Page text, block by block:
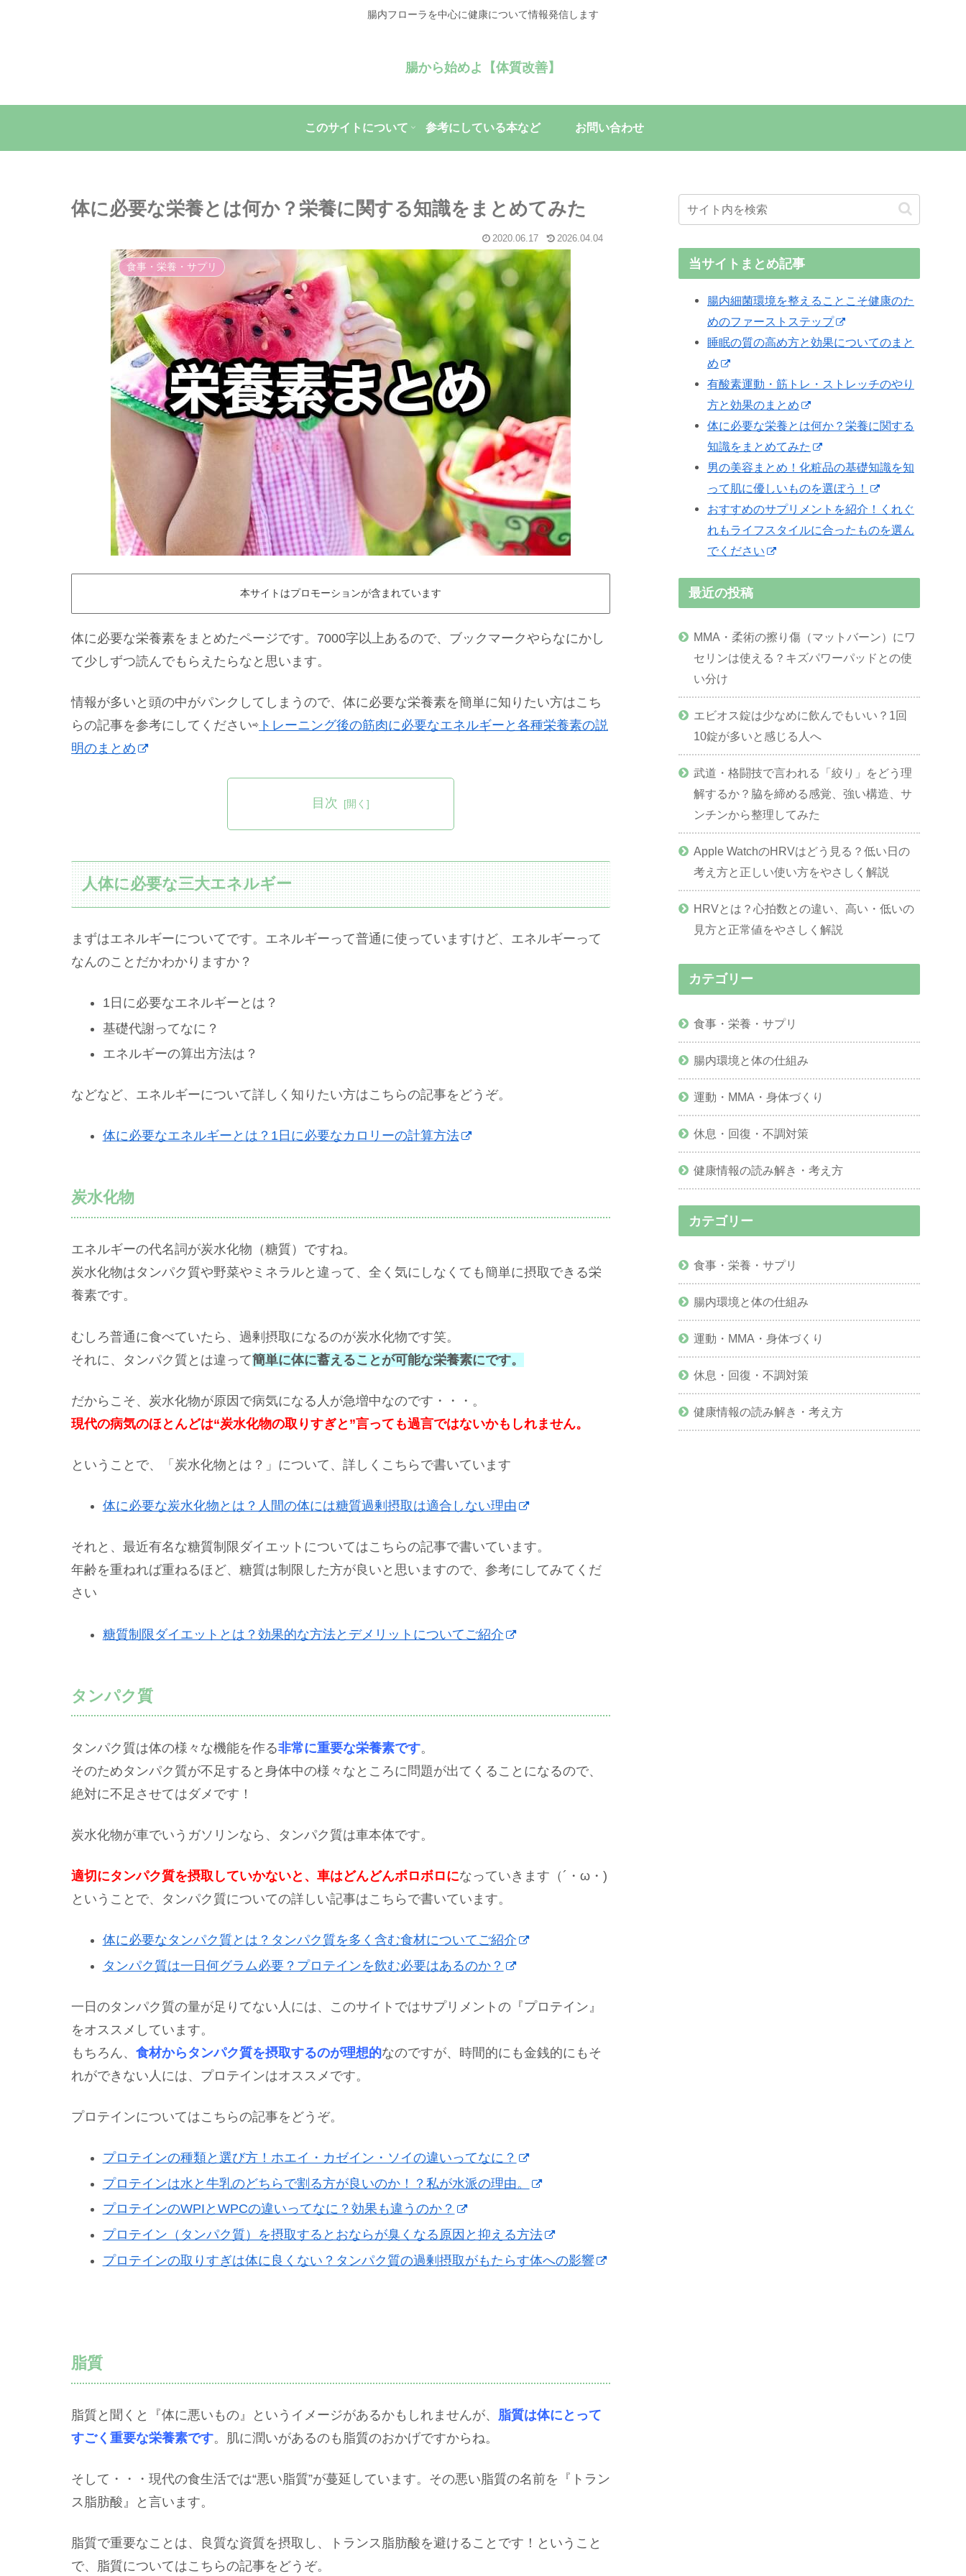
腸内フローラを中心に健康について情報発信します
腸から始めよ【体質改善】
このサイトについて 参考にしている本など お問い合わせ
体に必要な栄養とは何か？栄養に関する知識をまとめてみた
2020.06.17 2026.04.04
食事・栄養・サプリ
本サイトはプロモーションが含まれています
体に必要な栄養素をまとめたページです。7000字以上あるので、ブックマークやらなにかし
て少しずつ読んでもらえたらなと思います。
情報が多いと頭の中がパンクしてしまうので、体に必要な栄養素を簡単に知りたい方はこち
らの記事を参考にしてください⇨ トレーニング後の筋肉に必要なエネルギーと各種栄養素の説
明のまとめ
目次
人体に必要な三大エネルギー
まずはエネルギーについてです。エネルギーって普通に使っていますけど、エネルギーって
なんのことだかわかりますか？
1日に必要なエネルギーとは？
基礎代謝ってなに？
エネルギーの算出方法は？
などなど、エネルギーについて詳しく知りたい方はこちらの記事をどうぞ。
体に必要なエネルギーとは？1日に必要なカロリーの計算方法
炭水化物
エネルギーの代名詞が炭水化物（糖質）ですね。
炭水化物はタンパク質や野菜やミネラルと違って、全く気にしなくても簡単に摂取できる栄
養素です。
むしろ普通に食べていたら、過剰摂取になるのが炭水化物です笑。
それに、タンパク質とは違って簡単に体に蓄えることが可能な栄養素にです。
だからこそ、炭水化物が原因で病気になる人が急増中なのです・・・。
現代の病気のほとんどは“炭水化物の取りすぎと”言っても過言ではないかもしれません。
ということで、「炭水化物とは？」について、詳しくこちらで書いています
体に必要な炭水化物とは？人間の体には糖質過剰摂取は適合しない理由
それと、最近有名な糖質制限ダイエットについてはこちらの記事で書いています。
年齢を重ねれば重ねるほど、糖質は制限した方が良いと思いますので、参考にしてみてくだ
さい
糖質制限ダイエットとは？効果的な方法とデメリットについてご紹介
タンパク質
タンパク質は体の様々な機能を作る非常に重要な栄養素です。
そのためタンパク質が不足すると身体中の様々なところに問題が出てくることになるので、
絶対に不足させてはダメです！
炭水化物が車でいうガソリンなら、タンパク質は車本体です。
適切にタンパク質を摂取していかないと、車はどんどんボロボロになっていきます（´・ω・)
ということで、タンパク質についての詳しい記事はこちらで書いています。
体に必要なタンパク質とは？タンパク質を多く含む食材についてご紹介
タンパク質は一日何グラム必要？プロテインを飲む必要はあるのか？
一日のタンパク質の量が足りてない人には、このサイトではサプリメントの『プロテイン』
をオススメしています。
もちろん、 食材からタンパク質を摂取するのが理想的なのですが、時間的にも金銭的にもそ
れができない人には、プロテインはオススメです。
プロテインについてはこちらの記事をどうぞ。
プロテインの種類と選び方！ホエイ・カゼイン・ソイの違いってなに？
プロテインは水と牛乳のどちらで割る方が良いのか！？私が水派の理由。
プロテインのWPIとWPCの違いってなに？効果も違うのか？
プロテイン（タンパク質）を摂取するとおならが臭くなる原因と抑える方法
プロテインの取りすぎは体に良くない？タンパク質の過剰摂取がもたらす体への影響
脂質
脂質と聞くと『体に悪いもの』というイメージがあるかもしれませんが、 脂質は体にとって
すごく重要な栄養素です。肌に潤いがあるのも脂質のおかげですからね。
そして・・・現代の食生活では“悪い脂質”が蔓延しています。その悪い脂質の名前を『トラン
ス脂肪酸』と言います。
脂質で重要なことは、良質な資質を摂取し、トランス脂肪酸を避けることです！ということ
で、脂質についてはこちらの記事をどうぞ。
当サイトまとめ記事
腸内細菌環境を整えることこそ健康のた
めのファーストステップ
睡眠の質の高め方と効果についてのまと
め
有酸素運動・筋トレ・ストレッチのやり
方と効果のまとめ
体に必要な栄養とは何か？栄養に関する
知識をまとめてみた
男の美容まとめ！化粧品の基礎知識を知
って肌に優しいものを選ぼう！
おすすめのサプリメントを紹介！くれぐ
れもライフスタイルに合ったものを選ん
でください
最近の投稿
MMA・柔術の擦り傷（マットバーン）にワ
セリンは使える？キズパワーパッドとの使
い分け
エビオス錠は少なめに飲んでもいい？1回
10錠が多いと感じる人へ
武道・格闘技で言われる「絞り」をどう理
解するか？脇を締める感覚、強い構造、サ
ンチンから整理してみた
Apple WatchのHRVはどう見る？低い日の
考え方と正しい使い方をやさしく解説
HRVとは？心拍数との違い、高い・低いの
見方と正常値をやさしく解説
カテゴリー
食事・栄養・サプリ
腸内環境と体の仕組み
運動・MMA・身体づくり
休息・回復・不調対策
健康情報の読み解き・考え方
カテゴリー
食事・栄養・サプリ
腸内環境と体の仕組み
運動・MMA・身体づくり
休息・回復・不調対策
健康情報の読み解き・考え方